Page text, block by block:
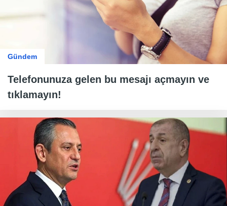
Gündem
Telefonunuza gelen bu mesajı açmayın ve
tıklamayın!